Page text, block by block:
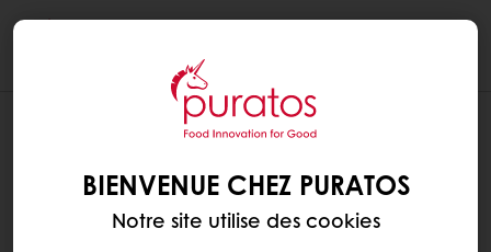
BIENVENUE CHEZ PURATOS
Notre site utilise des cookies